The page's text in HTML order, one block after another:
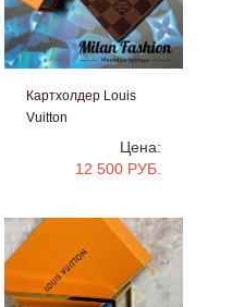
Картхолдер Louis
Vuitton
Цена:
12 500 РУБ.